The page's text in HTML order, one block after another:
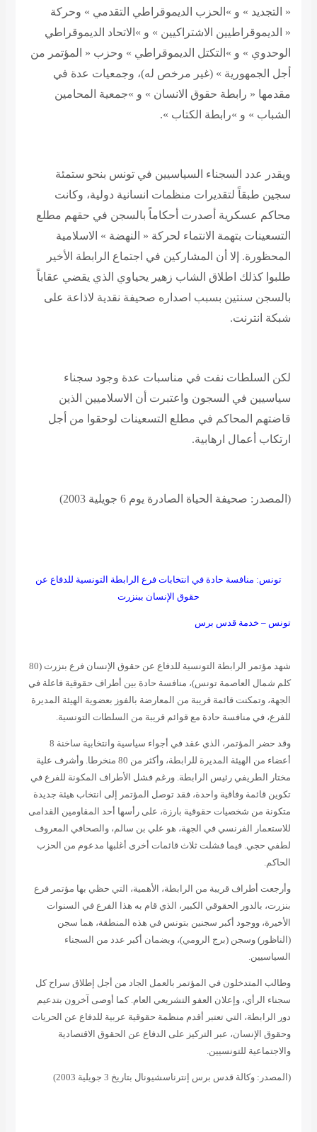
« التجديد » و »الحزب الديموقراطي التقدمي » وحركة
« الديموقراطيين الاشتراكيين » و »الاتحاد الديموقراطي
الوحدوي » و »التكتل الديموقراطي » وحزب « المؤتمر من
أجل الجمهورية » (غير مرخص له)، وجمعيات عدة في
مقدمها « رابطة حقوق الانسان » و »جمعية المحامين
الشباب » و »رابطة الكتاب ».
ويقدر عدد السجناء السياسيين في تونس بنحو ستمئة
سجين طبقاً لتقديرات منظمات انسانية دولية، وكانت
محاكم عسكرية أصدرت أحكاماً بالسجن في حقهم مطلع
التسعينات بتهمة الانتماء لحركة « النهضة » الاسلامية
المحظورة. إلا أن المشاركين في اجتماع الرابطة الأخير
طلبوا كذلك اطلاق الشاب زهير يحياوي الذي يقضي عقاباً
بالسجن سنتين بسبب اصداره صحيفة نقدية لاذاعة على
شبكة انترنت.
لكن السلطات نفت في مناسبات عدة وجود سجناء
سياسيين في السجون واعتبرت أن الاسلاميين الذين
قاضتهم المحاكم في مطلع التسعينات لوحقوا من أجل
ارتكاب أعمال ارهابية.
(المصدر: صحيفة الحياة الصادرة يوم 6 جويلية 2003)
تونس: منافسة حادة في انتخابات فرع الرابطة التونسية للدفاع عن
حقوق الإنسان ببنزرت
تونس – خدمة قدس برس
شهد مؤتمر الرابطة التونسية للدفاع عن حقوق الإنسان فرع بنزرت (80
كلم شمال العاصمة تونس)، منافسة حادة بين أطراف حقوقية فاعلة في
الجهة، وتمكنت قائمة قريبة من المعارضة بالفوز بعضوية الهيئة المديرة
للفرع، في منافسة حادة مع قوائم قريبة من السلطات التونسية.
وقد حضر المؤتمر، الذي عقد في أجواء سياسية وانتخابية ساخنة 8
أعضاء من الهيئة المديرة للرابطة، وأكثر من 80 منخرطا. وأشرف علية
مختار الطريفي رئيس الرابطة. ورغم فشل الأطراف المكونة للفرع في
تكوين قائمة وفاقية واحدة، فقد توصل المؤتمر إلى انتخاب هيئة جديدة
متكونة من شخصيات حقوقية بارزة، على رأسها أحد المقاومين القدامى
للاستعمار الفرنسي في الجهة، هو علي بن سالم، والصحافي المعروف
لطفي حجي. فيما فشلت ثلاث قائمات أخرى أغلبها مدعوم من الحزب
الحاكم.
وأرجعت أطراف قريبة من الرابطة، الأهمية، التي حظي بها مؤتمر فرع
بنزرت، بالدور الحقوقي الكبير، الذي قام به هذا الفرع في السنوات
الأخيرة، ووجود أكبر سجنين بتونس في هذه المنطقة، هما سجن
(الناظور) وسجن (برج الرومي)، ويضمان أكبر عدد من السجناء
السياسيين.
وطالب المتدخلون في المؤتمر بالعمل الجاد من أجل إطلاق سراح كل
سجناء الرأي، وإعلان العفو التشريعي العام. كما أوصى آخرون بتدعيم
دور الرابطة، التي تعتبر أقدم منظمة حقوقية عربية للدفاع عن الحريات
وحقوق الإنسان، عبر التركيز على الدفاع عن الحقوق الاقتصادية
والاجتماعية للتونسيين.
(المصدر: وكالة قدس برس إنترناسشيونال بتاريخ 3 جويلية 2003)